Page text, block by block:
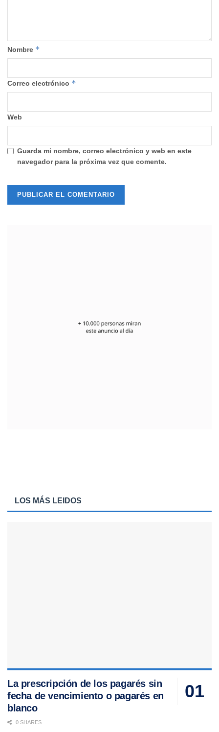
Nombre *
Correo electrónico *
Web
Guarda mi nombre, correo electrónico y web en este
navegador para la próxima vez que comente.
LOS MÁS LEIDOS
La prescripción de los pagarés sin
fecha de vencimiento o pagarés en
blanco
0 SHARES